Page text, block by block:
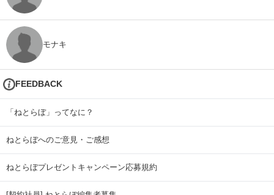
モナキ
FEEDBACK
「ねとらぼ」ってなに？
ねとらぼへのご意見・ご感想
ねとらぼプレゼントキャンペーン応募規約